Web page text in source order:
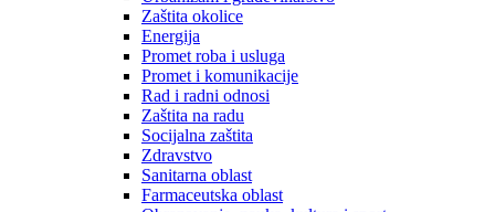
Zaštita okolice
Energija
Promet roba i usluga
Promet i komunikacije
Rad i radni odnosi
Zaštita na radu
Socijalna zaštita
Zdravstvo
Sanitarna oblast
Farmaceutska oblast